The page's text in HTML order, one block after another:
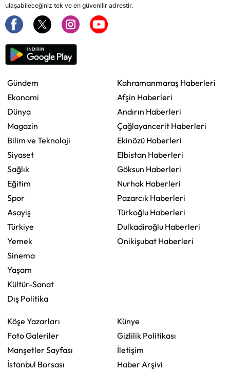
ulaşabileceğiniz tek ve en güvenilir adrestir.
Gündem
Ekonomi
Dünya
Magazin
Bilim ve Teknoloji
Siyaset
Sağlık
Eğitim
Spor
Asayiş
Türkiye
Yemek
Sinema
Yaşam
Kültür-Sanat
Dış Politika
Kahramanmaraş Haberleri
Afşin Haberleri
Andırın Haberleri
Çağlayancerit Haberleri
Ekinözü Haberleri
Elbistan Haberleri
Göksun Haberleri
Nurhak Haberleri
Pazarcık Haberleri
Türkoğlu Haberleri
Dulkadiroğlu Haberleri
Onikişubat Haberleri
Köşe Yazarları
Foto Galeriler
Manşetler Sayfası
İstanbul Borsası
Künye
Gizlilik Politikası
İletişim
Haber Arşivi